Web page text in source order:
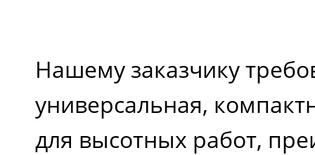
Нашему заказчику
универсальная,
для высотных работ,